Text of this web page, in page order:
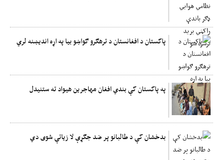
پاکستان د افغانستان د ترهګرو ګواښو بیا په اړه اندیښنه لري
په پاکستان کې بندي افغان مهاجرین هیواد ته ستنیدل
بدخشان کې د طالبانو پر ضد جګړې لا زیاتې شوی دي